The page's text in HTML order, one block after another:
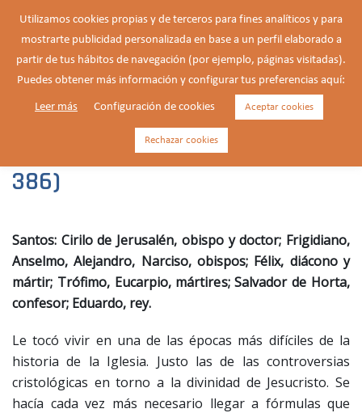
Cirilo de Jerusalén, obispo y
doctor de la Iglesia (c. a. 315-
386)
Santos: Cirilo de Jerusalén, obispo y doctor; Frigidiano,
Anselmo, Alejandro, Narciso, obispos; Félix, diácono y
mártir; Trófimo, Eucarpio, mártires; Salvador de Horta,
confesor; Eduardo, rey.
Le tocó vivir en una de las épocas más difíciles de la
historia de la Iglesia. Justo las de las controversias
cristológicas en torno a la divinidad de Jesucristo. Se
hacía cada vez más necesario llegar a fórmulas que
Utilizamos cookies propias y de terceros para fines analíticos y para
mostrarte publicidad personalizada en base a un perfil elaborado a
partir de tus hábitos de navegación (por ejemplo, páginas visitadas).
Puedes obtener más información y configurar tus preferencias aquí:
Leer más Configuración de cookies Aceptar cookies
Rechazar cookies